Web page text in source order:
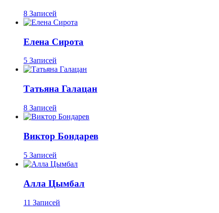
8 Записей
Елена Сирота
5 Записей
Татьяна Галацан
8 Записей
Виктор Бондарев
5 Записей
Алла Цымбал
11 Записей